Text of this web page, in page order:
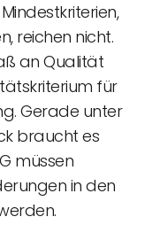
reichen nicht.
an Qualität
für
Gerade unter
braucht es
müssen
in den